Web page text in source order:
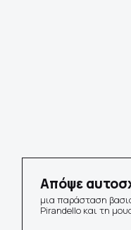
Απόψε
μια παράσταση
Pirandello και τη